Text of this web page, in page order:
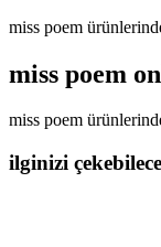
miss poem
miss poem
miss poem
ilginizi